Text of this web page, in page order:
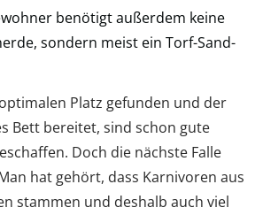
benötigt außerdem keine
sondern meist ein Torf-Sand-
Platz gefunden und der
Bett bereitet, sind schon gute
Doch die nächste Falle
hat gehört, dass Karnivoren aus
stammen und deshalb auch viel